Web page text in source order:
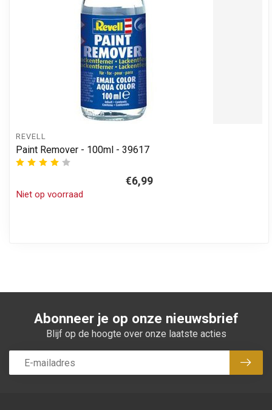
REVELL
Paint Remover - 100ml - 39617
€6,99
Niet op voorraad
Abonneer je op onze nieuwsbrief
Blijf op de hoogte over onze laatste acties